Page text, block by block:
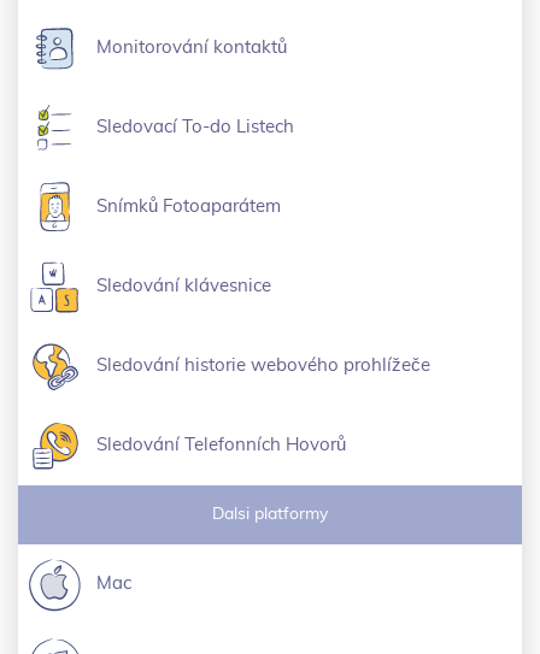
Monitorování kontaktů
Sledovací To-do Listech
Snímků Fotoaparátem
Sledování klávesnice
Sledování historie webového prohlížeče
Sledování Telefonních Hovorů
Dalsi platformy
Mac